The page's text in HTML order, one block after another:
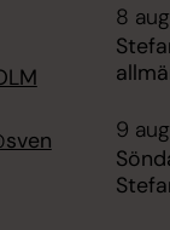
8
9